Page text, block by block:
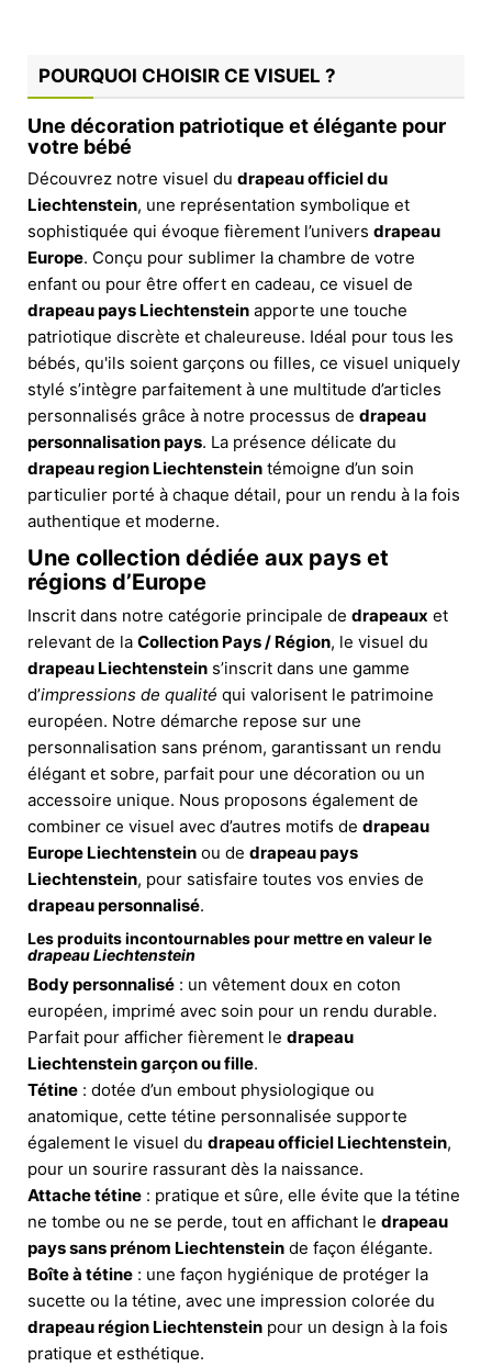
POURQUOI CHOISIR CE VISUEL ?
Une décoration patriotique et élégante pour
votre bébé
Découvrez notre visuel du drapeau officiel du
Liechtenstein, une représentation symbolique et
sophistiquée qui évoque fièrement l’univers drapeau
Europe. Conçu pour sublimer la chambre de votre
enfant ou pour être offert en cadeau, ce visuel de
drapeau pays Liechtenstein apporte une touche
patriotique discrète et chaleureuse. Idéal pour tous les
bébés, qu'ils soient garçons ou filles, ce visuel uniquely
stylé s’intègre parfaitement à une multitude d’articles
personnalisés grâce à notre processus de drapeau
personnalisation pays. La présence délicate du
drapeau region Liechtenstein témoigne d’un soin
particulier porté à chaque détail, pour un rendu à la fois
authentique et moderne.
Une collection dédiée aux pays et
régions d’Europe
Inscrit dans notre catégorie principale de drapeaux et
relevant de la Collection Pays / Région, le visuel du
drapeau Liechtenstein s’inscrit dans une gamme
d’impressions de qualité qui valorisent le patrimoine
européen. Notre démarche repose sur une
personnalisation sans prénom, garantissant un rendu
élégant et sobre, parfait pour une décoration ou un
accessoire unique. Nous proposons également de
combiner ce visuel avec d’autres motifs de drapeau
Europe Liechtenstein ou de drapeau pays
Liechtenstein, pour satisfaire toutes vos envies de
drapeau personnalisé.
Les produits incontournables pour mettre en valeur le
drapeau Liechtenstein
Body personnalisé : un vêtement doux en coton
européen, imprimé avec soin pour un rendu durable.
Parfait pour afficher fièrement le drapeau
Liechtenstein garçon ou fille.
Tétine : dotée d’un embout physiologique ou
anatomique, cette tétine personnalisée supporte
également le visuel du drapeau officiel Liechtenstein,
pour un sourire rassurant dès la naissance.
Attache tétine : pratique et sûre, elle évite que la tétine
ne tombe ou ne se perde, tout en affichant le drapeau
pays sans prénom Liechtenstein de façon élégante.
Boîte à tétine : une façon hygiénique de protéger la
sucette ou la tétine, avec une impression colorée du
drapeau région Liechtenstein pour un design à la fois
pratique et esthétique.